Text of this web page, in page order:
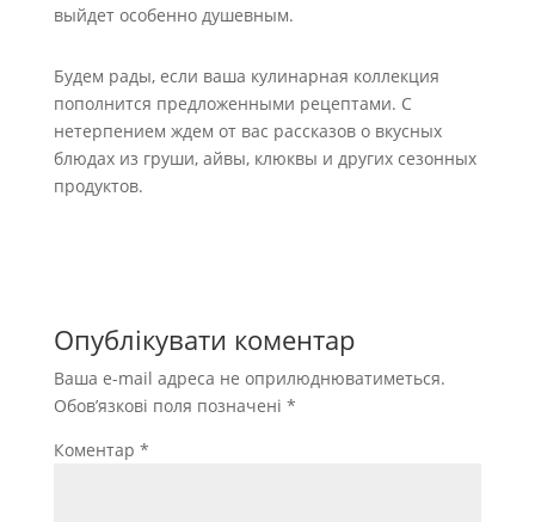
выйдет особенно душевным.
Будем рады, если ваша кулинарная коллекция
пополнится предложенными рецептами. С
нетерпением ждем от вас рассказов о вкусных
блюдах из груши, айвы, клюквы и других сезонных
продуктов.
Опублікувати коментар
Ваша e-mail адреса не оприлюднюватиметься.
Обов’язкові поля позначені *
Коментар *